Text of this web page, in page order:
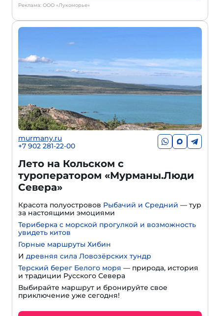
Реклама: ООО «Лукоморье»
murmany.ru
+7 902 281-22-00
Лето на Кольском с
туроператором «Мурманы.Люди
Севера»
Красота полуостровов Рыбачий и Средний — тур
за настоящими эмоциями
Териберка с морской прогулкой и возможность
увидеть китов
Горные маршруты Хибин
И древняя сила Ловозёрских тундр
Терский берег Белого моря — природа, история
и традиции Русского Севера
Выбирайте маршрут и бронируйте свое
приключение уже сегодня!